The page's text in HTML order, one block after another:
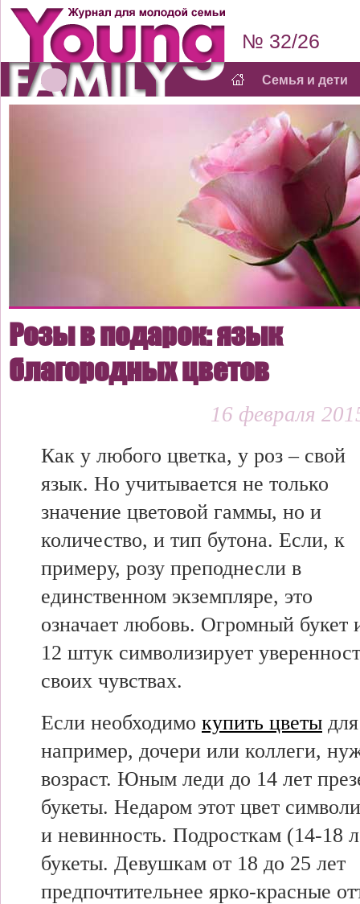
№ 32/26
Семья и дети
Розы в подарок: язык
благородных цветов
16 февраля
Как у любого цветка, у роз – свой
язык. Но учитывается не только
значение цветовой гаммы, но и
количество, и тип бутона. Если, к
примеру, розу преподнесли в
единственном экземпляре, это
означает любовь. Огромный букет
12 штук символизирует
своих чувствах.
Если необходимо купить цветы
например, дочери или коллеги,
возраст. Юным леди до 14 лет
букеты. Недаром этот цвет
и невинность. Подросткам (14-18
букеты. Девушкам от 18 до 25 лет
предпочтительнее ярко-красные